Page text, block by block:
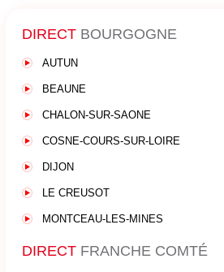
DIRECT BOURGOGNE
AUTUN
BEAUNE
CHALON-SUR-SAONE
COSNE-COURS-SUR-LOIRE
DIJON
LE CREUSOT
MONTCEAU-LES-MINES
DIRECT FRANCHE COMTÉ